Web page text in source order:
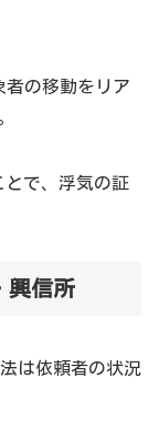
者の移動をリア
とで、浮気の証
興信所
は依頼者の状況